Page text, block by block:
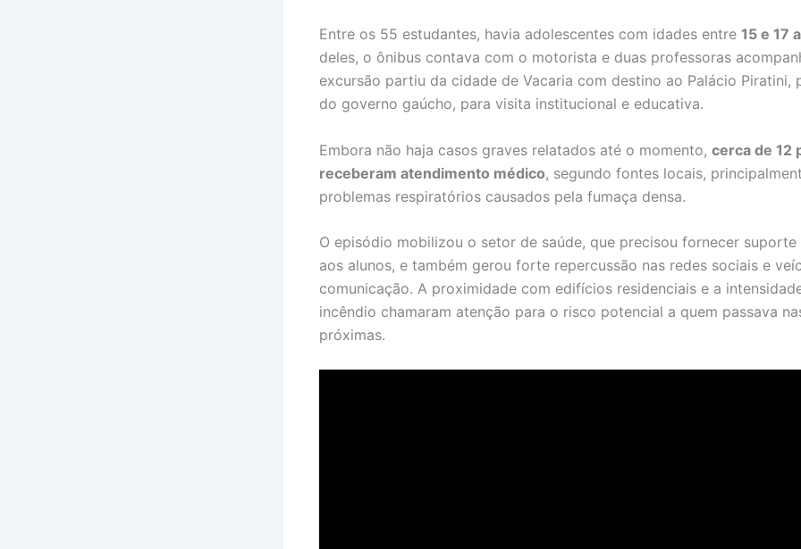
Entre os 55 estudantes, havia adolescentes com idades entre 15 e 17
deles, o ônibus contava com o motorista e duas professoras
excursão partiu da cidade de Vacaria com destino ao Palácio Piratini,
do governo gaúcho, para visita institucional e educativa.
Embora não haja casos graves relatados até o momento, cerca de 12
receberam atendimento médico, segundo fontes locais,
problemas respiratórios causados pela fumaça densa.
O episódio mobilizou o setor de saúde, que precisou fornecer
aos alunos, e também gerou forte repercussão nas redes sociais e
comunicação. A proximidade com edifícios residenciais e a
incêndio chamaram atenção para o risco potencial a quem passava
próximas.